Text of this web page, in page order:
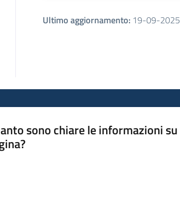
Ultimo aggiornamento: 19-09-
sono chiare le informazioni